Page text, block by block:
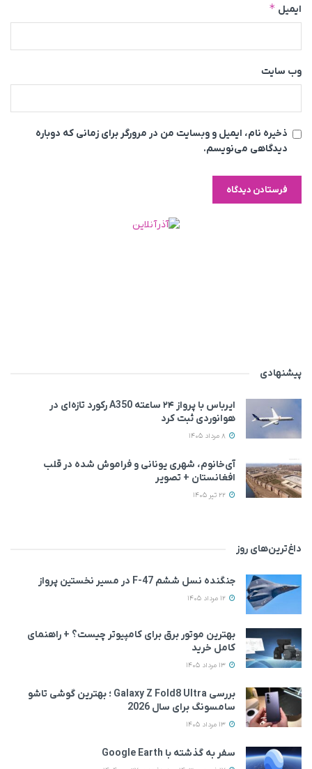
ایمیل *
وب‌ سایت
ذخیره نام، ایمیل و وبسایت من در مرورگر برای زمانی که دوباره
دیدگاهی می‌نویسم.
پیشنهادی
ایرباس با پرواز ۲۴ ساعته A350 رکورد تازه‌ای در
هوانوردی ثبت کرد
آی‌خانوم، شهری یونانی و فراموش شده در قلب
افغانستان + تصویر
داغ‌ترین‌های روز
جنگنده نسل ششم F-47 در مسیر نخستین پرواز
بهترین موتور برق برای کامپیوتر چیست؟ + راهنمای
کامل خرید
بررسی Galaxy Z Fold8 Ultra ؛ بهترین گوشی تاشو
سامسونگ برای سال 2026
سفر به گذشته با Google Earth